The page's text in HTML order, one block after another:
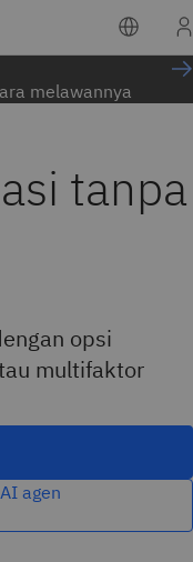
melawannya
tanpa
opsi
multifaktor
agen